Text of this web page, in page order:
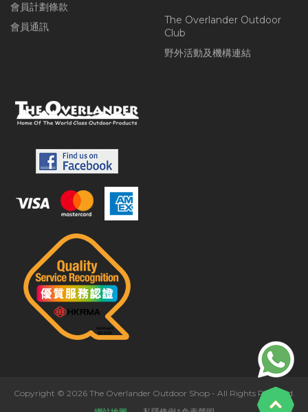
會員計劃條款
會員通訊
The Overlander Outdoor
Club
野外活動及機構連結
Copyright © 2026 The Overlander Outdoor Shop - All Rights Reserved.